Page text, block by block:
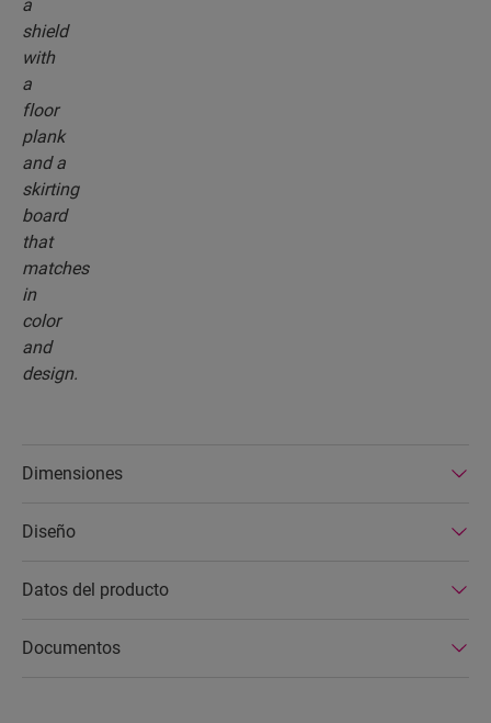
Dimensiones
Diseño
Datos del producto
Documentos